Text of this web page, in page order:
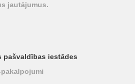
jautājumus.
pašvaldības iestādes